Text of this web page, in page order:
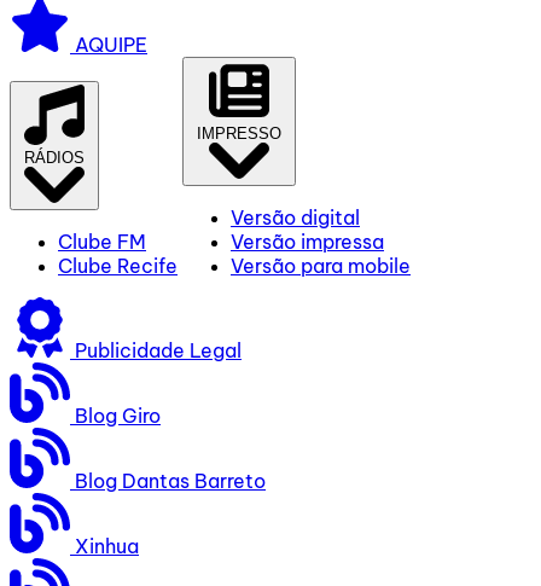
AQUIPE
RÁDIOS
Clube FM
Clube Recife
IMPRESSO
Versão digital
Versão impressa
Versão para mobile
Publicidade Legal
Blog Giro
Blog Dantas Barreto
Xinhua